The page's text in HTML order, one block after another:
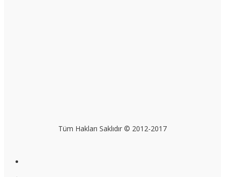
Tüm Hakları Saklıdır © 2012-2017